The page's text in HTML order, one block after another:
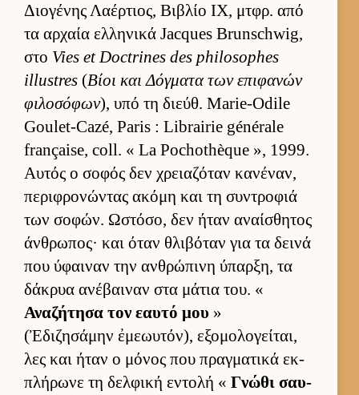
Διο­γένης Λαέρ­τιος, Βιβλίο IX, μτ­φρ. από
τα αρ­χαία ελ­ληνικά Jacques Brunschwig,
στο Vies et Doctrines des philosophes
illustres (Βίοι και Δόγ­ματα των επιφανών
φιλοσόφων), υπό τη διεύθ. Marie-Odile
Goulet-Cazé, Paris : Librairie générale
française, coll. « La Pochothèque », 1999.
Αυ­τός ο σοφός δεν χρεια­ζόταν κανέναν,
περιφρονώντας ακόμη και τη συντροφιά
των σοφών. Ωστόσο, δεν ήταν αναί­σθητος
άν­θρωπος· και όταν θλιβόταν για τα δεινά
που ύφαι­ναν την αν­θρώπινη ύπαρ­ξη, τα
δάκρυα ανέβαι­ναν στα μάτια του. «
Αναζήτησα τον εαυτό μου »
(Ἐδιζησάμην ἐμεωυτόν), εξομολογεί­ται,
λες και ήταν ο μόνος που πραγ­ματικά εκ­
πλήρωνε τη δελ­φική εντολή « Γνώθι σαυ­